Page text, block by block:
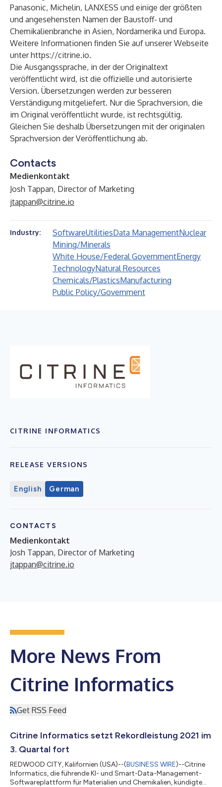
Panasonic, Michelin, LANXESS und einige der größten
und angesehensten Namen der Baustoff- und
Chemikalienbranche in Asien, Nordamerika und Europa.
Weitere Informationen finden Sie auf unserer Webseite
unterhttps://citrine.io.
Die Ausgangssprache, in der der Originaltext
veröffentlicht wird, ist die offizielle und autorisierte
Version. Übersetzungen werden zur besseren
Verständigung mitgeliefert. Nur die Sprachversion, die
im Original veröffentlicht wurde, ist rechtsgültig.
Gleichen Sie deshalb Übersetzungen mit der originalen
Sprachversion der Veröffentlichung ab.
Contacts
Medienkontakt
Josh Tappan, Director of Marketing
jtappan@citrine.io
Industry: SoftwareUtilitiesData ManagementNuclear
Mining/Minerals
White House/Federal GovernmentEnergy
TechnologyNatural Resources
Chemicals/PlasticsManufacturing
Public Policy/Government
CITRINE INFORMATICS
RELEASE VERSIONS
English German
CONTACTS
Medienkontakt
Josh Tappan, Director of Marketing
jtappan@citrine.io
More News From
Citrine Informatics
Get RSS Feed
Citrine Informatics setzt Rekordleistung 2021 im
3. Quartal fort
REDWOOD CITY, Kalifornien (USA)--(BUSINESS WIRE)--Citrine
Informatics, die führende KI- und Smart-Data-Management-
Softwareplattform für Materialien und Chemikalien, kündigte